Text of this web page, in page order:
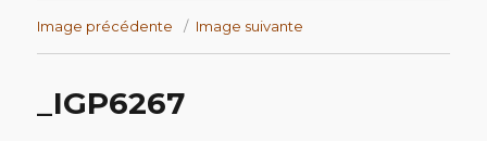
Image précédente Image suivante
_IGP6267